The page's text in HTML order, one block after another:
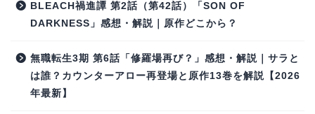
BLEACH禍進譚 第2話（第42話）「SON OF
DARKNESS」感想・解説｜原作どこから？
無職転生3期 第6話「修羅場再び？」感想・解説｜サラと
は誰？カウンターアロー再登場と原作13巻を解説【2026
年最新】